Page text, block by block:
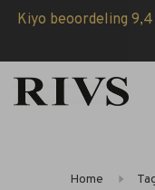
Kiyo beoordeling
Home